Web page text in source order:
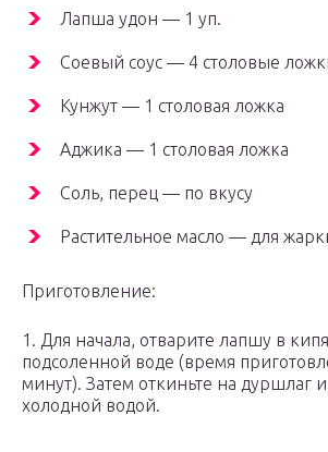
Лапша удон — 1 уп.
Соевый соус — 4 столовые
Кунжут — 1 столовая ложка
Аджика — 1 столовая ложка
Соль, перец — по вкусу
Растительное масло — для
Приготовление:
1. Для начала, отварите лапшу в
подсоленной воде (время
минут). Затем откиньте на дуршлаг
холодной водой.